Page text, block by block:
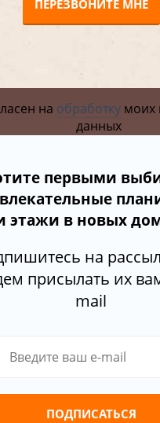
ПЕРЕЗВОНИТЕ МНЕ
на обработкумоих
данных
первыми
этажи в новых
на
присылать их
mail
ПОДПИСАТЬСЯ